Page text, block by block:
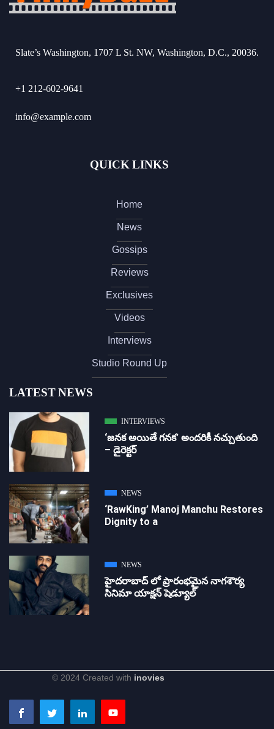
Slate’s Washington, 1707 L St. NW, Washington, D.C., 20036.
+1 212-602-9641
info@example.com
QUICK LINKS
Home
News
Gossips
Reviews
Exclusives
Videos
Interviews
Studio Round Up
LATEST NEWS
INTERVIEWS
‘జ‌న‌క అయితే గ‌న‌క‌’ అందరికీ నచ్చుతుంది
– డైరెక్ట‌ర్
NEWS
‘RawKing’ Manoj Manchu Restores
Dignity to a
NEWS
హైదరాబాద్ లో ప్రారంభమైన నాగశౌర్య
సినిమా యాక్షన్ షెడ్యూల్
© 2024 Created with inovies